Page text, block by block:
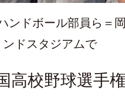
ンドボール部員ら＝
ンドスタジアムで
高校野球選手